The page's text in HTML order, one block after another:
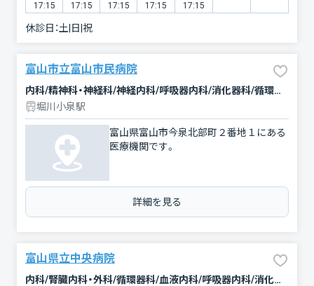
17:15
17:15
17:15
17:15
17:15
休診日：土|日|祝
富山市立富山市民病院
内科/精神科・神経科/神経内科/呼吸器内科/消化器科/循環器科/内分泌科/血液内科/腎臓内科・外科/その他/腫瘍内科・外科/感染症内科/小児科/外科/乳腺外科/整形外科/形成外科/脳神経外科/皮膚科/泌尿器科/産婦人科/眼科/耳鼻咽喉科/リハビリテーション/放射線科/麻酔科/ペインクリニック/緩和ケア/臨床検査・病理診断/救急科
堀川小泉駅
富山県富山市今泉北部町２番地１にある
医療機関です。
詳細を見る
富山県立中央病院
内科/腎臓内科・外科/循環器科/血液内科/呼吸器内科/消化器科/内分泌科/感染症内科/腫瘍内科・外科/精神科・神経科/神経内科/小児科/新生児科/外科/乳腺外科/整形外科/形成外科/脳神経外科/呼吸器外科/心臓血管外科/小児外科/産婦人科/皮膚科/泌尿器科/眼科/耳鼻咽喉科/リハビリテーション/歯科口腔外科/放射線科/麻酔科/臨床検査・病理診断/救急科/緩和ケア